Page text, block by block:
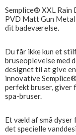
Semplice® XXL
PVD Matt Gun
dit badeværelse.
Du får ikke kun et
bruseoplevelse med
designet til at give
innovative
perfekt bruser, giver
spa-bruser.
Et væld af små
det specielle